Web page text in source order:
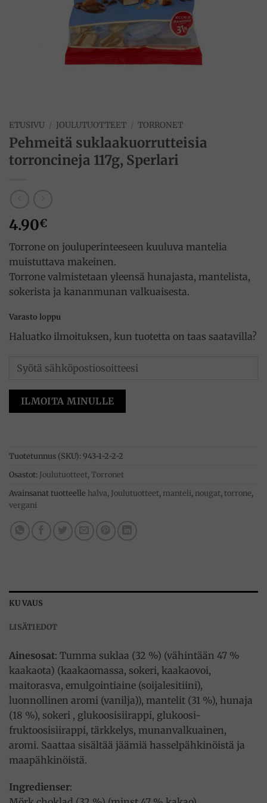
ETUSIVU / JOULUTUOTTEET / TORRONET
Pehmeitä suklaakuorrutteisia
torroncineja 117g, Sperlari
4.90€
Torrone on jouluperinteeseen kuuluva mantelia
muistuttava makeinen.
Torrone valmistetaan yleensä hunajasta, mantelista,
sokerista ja kananmunan valkuaisesta.
Varasto loppu
Haluatko ilmoituksen, kun tuotetta on taas saatavilla?
ILMOITA MINULLE
Tuotetunnus (SKU): 943-1-2-2-2
Osastot: Joulutuotteet, Torronet
Avainsanat tuotteelle halva, Joulutuotteet, manteli, nougat, torrone,
vergani
KUVAUS
LISÄTIEDOT
Ainesosat: Tumma suklaa (32 %) (vähintään 47 %
kaakaota) (kaakaomassa, sokeri, kaakaovoi,
maitorasva, emulgointiaine (soijalesitiini),
luonnollinen aromi (vanilja)), mantelit (31 %), hunaja
(18 %), sokeri , glukoosisiirappi, glukoosi-
fruktoosisiirappi, tärkkelys, munanvalkuainen,
aromi. Saattaa sisältää jäämiä hasselpähkinöistä ja
maapähkinöistä.
Ingredienser: